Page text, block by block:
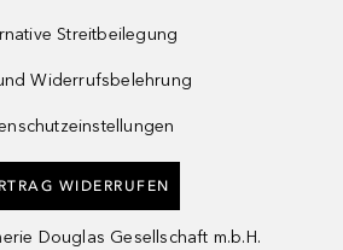
Streitbeilegung
Widerrufsbelehrung
WIDERRUFEN
Douglas Gesellschaft m.b.H.